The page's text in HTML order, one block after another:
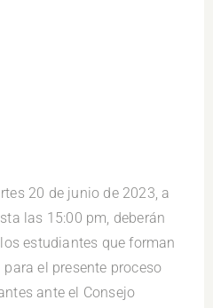
20 de junio de 2023, a
las 15:00 pm, deberán
estudiantes que forman
el presente proceso
ante el Consejo